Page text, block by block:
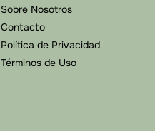
Sobre Nosotros
Contacto
Política de Privacidad
Términos de Uso